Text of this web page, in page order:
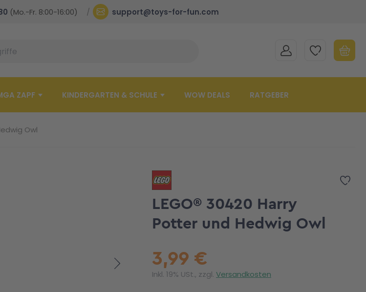
(Mo.-Fr. 8:00-16:00) support@toys-for-fun.com
MEIN KONTOMEINE WUNSCHLISTE
ZAPF KINDERGARTEN & SCHULE WOW DEALS RATGEBER
Owl
Zur
LEGO® 30420 Harry
Potter und Hedwig Owl
3,99 €
Inkl. 19% USt., zzgl. Versandkosten